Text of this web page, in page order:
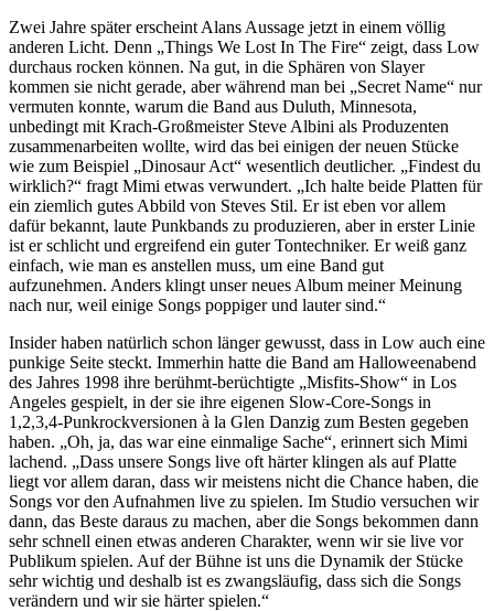
Zwei Jahre später erscheint Alans Aussage jetzt in einem völlig
anderen Licht. Denn „Things We Lost In The Fire“ zeigt, dass Low
durchaus rocken können. Na gut, in die Sphären von Slayer
kommen sie nicht gerade, aber während man bei „Secret Name“ nur
vermuten konnte, warum die Band aus Duluth, Minnesota,
unbedingt mit Krach-Großmeister Steve Albini als Produzenten
zusammenarbeiten wollte, wird das bei einigen der neuen Stücke
wie zum Beispiel „Dinosaur Act“ wesentlich deutlicher. „Findest du
wirklich?“ fragt Mimi etwas verwundert. „Ich halte beide Platten für
ein ziemlich gutes Abbild von Steves Stil. Er ist eben vor allem
dafür bekannt, laute Punkbands zu produzieren, aber in erster Linie
ist er schlicht und ergreifend ein guter Tontechniker. Er weiß ganz
einfach, wie man es anstellen muss, um eine Band gut
aufzunehmen. Anders klingt unser neues Album meiner Meinung
nach nur, weil einige Songs poppiger und lauter sind.“
Insider haben natürlich schon länger gewusst, dass in Low auch eine
punkige Seite steckt. Immerhin hatte die Band am Halloweenabend
des Jahres 1998 ihre berühmt-berüchtigte „Misfits-Show“ in Los
Angeles gespielt, in der sie ihre eigenen Slow-Core-Songs in
1,2,3,4-Punkrockversionen à la Glen Danzig zum Besten gegeben
haben. „Oh, ja, das war eine einmalige Sache“, erinnert sich Mimi
lachend. „Dass unsere Songs live oft härter klingen als auf Platte
liegt vor allem daran, dass wir meistens nicht die Chance haben, die
Songs vor den Aufnahmen live zu spielen. Im Studio versuchen wir
dann, das Beste daraus zu machen, aber die Songs bekommen dann
sehr schnell einen etwas anderen Charakter, wenn wir sie live vor
Publikum spielen. Auf der Bühne ist uns die Dynamik der Stücke
sehr wichtig und deshalb ist es zwangsläufig, dass sich die Songs
verändern und wir sie härter spielen.“